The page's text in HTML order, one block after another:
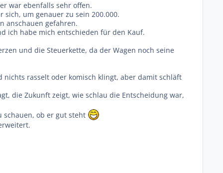
war ebenfalls sehr offen.
um genauer zu sein 200.000.
anschauen gefahren.
ich habe mich entschieden für den Kauf.
und die Steuerkette, da der Wagen noch seine
rasselt oder komisch klingt, aber damit schläft
die Zukunft zeigt, wie schlau die Entscheidung war,
schauen, ob er gut steht